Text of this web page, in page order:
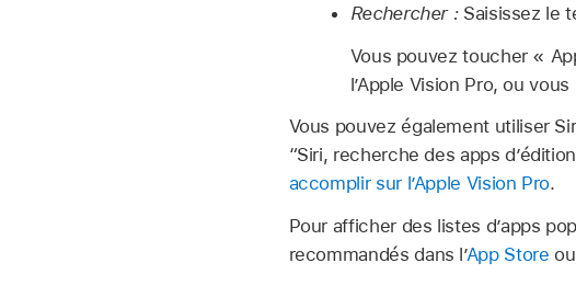
Rechercher : Saisissez le
Vous pouvez toucher «
l’Apple Vision Pro, ou
Vous pouvez également utiliser
“Siri, recherche des apps
accomplir sur l’Apple Vision Pro.
Pour afficher des listes d’apps
recommandés dans l’App Store